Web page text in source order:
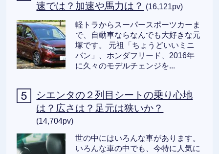
速では？加速や馬力は？ (16,121pv)
軽トラからスーパースポーツカーま
で、自動車ならなんでも大好きな元
塚です。 元祖「ちょうどいいミニ
バン」、ホンダフリード、2016年
に久々のモデルチェンジを...
シエンタの２列目シートの乗り心地
は？広さは？足元は狭いか？
(14,704pv)
世の中にはいろんな車があります。
いろんな車の中でも、今特に人気に